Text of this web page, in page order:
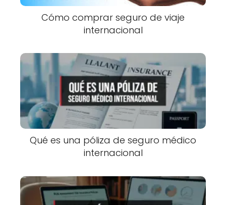
Cómo comprar seguro de viaje
internacional
Qué es una póliza de seguro médico
internacional